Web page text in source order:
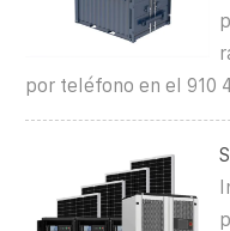
por teléfono en el 910